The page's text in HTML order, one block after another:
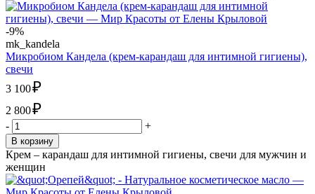
-9%
mk_kandela
Микробиом Кандела (крем-карандаш для интимной гигиены),
свечи
3 100₽
2 800₽
- +
В корзину
Крем – карандаш для интимной гигиены, свечи для мужчин и
женщин